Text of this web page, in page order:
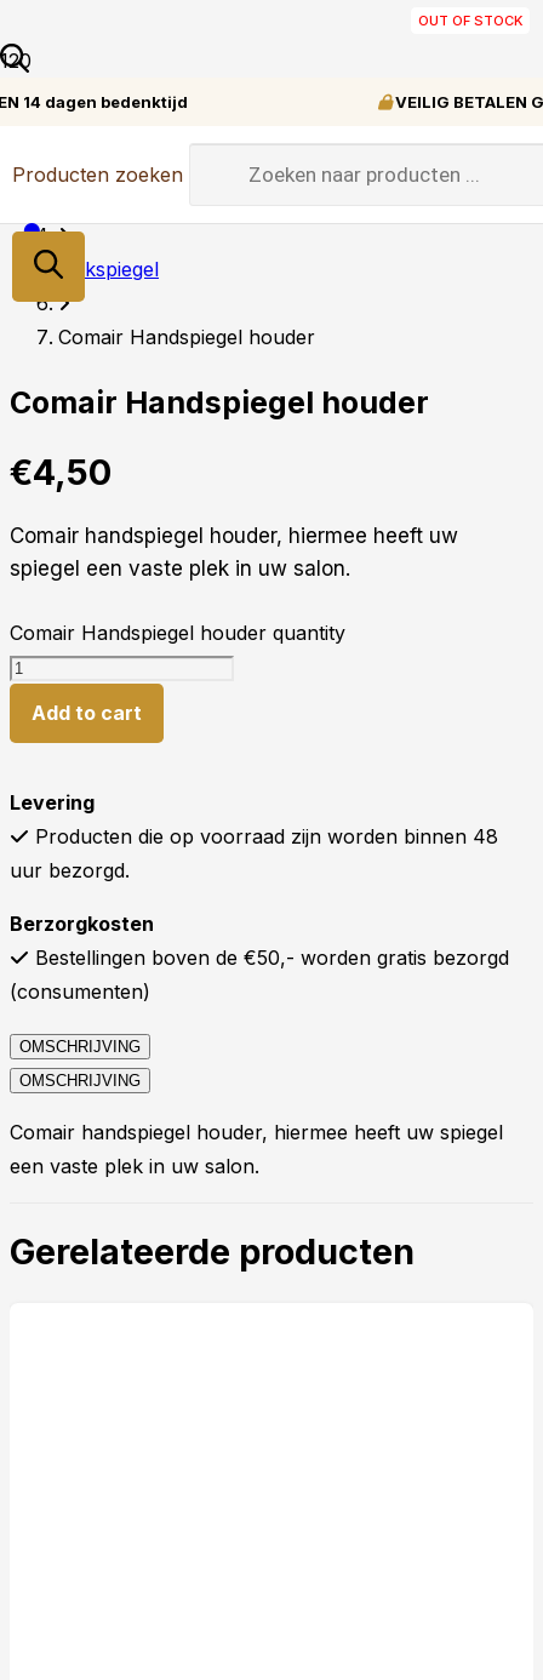
VEILIG BETALEN Gegarandeerd veilig shoppen
Producten zoeken
Nekspiegel
Comair Handspiegel houder
Comair Handspiegel houder
€4,50
Comair handspiegel houder, hiermee heeft uw
spiegel een vaste plek in uw salon.
Comair Handspiegel houder quantity
Add to cart
Levering
Producten die op voorraad zijn worden binnen 48
uur bezorgd.
Berzorgkosten
Bestellingen boven de €50,- worden gratis bezorgd
(consumenten)
OMSCHRIJVING
OMSCHRIJVING
Comair handspiegel houder, hiermee heeft uw spiegel
een vaste plek in uw salon.
Gerelateerde producten
IN STOCK
IN STOCK
IN STOCK
IN STOCK
OUT OF STOCK
IN STOCK
IN STOCK
IN STOCK
OUT OF STOCK
OUT OF STOCK